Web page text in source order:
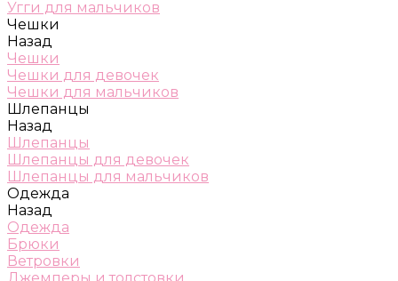
Угги для мальчиков
Чешки
Назад
Чешки
Чешки для девочек
Чешки для мальчиков
Шлепанцы
Назад
Шлепанцы
Шлепанцы для девочек
Шлепанцы для мальчиков
Одежда
Назад
Одежда
Брюки
Ветровки